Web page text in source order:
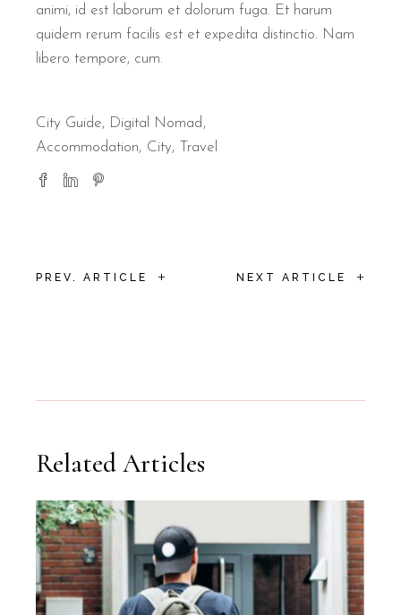
animi, id est laborum et dolorum fuga. Et harum
quidem rerum facilis est et expedita distinctio. Nam
libero tempore, cum.
City Guide, Digital Nomad
Accommodation
City Travel
PREV. ARTICLE + NEXT ARTICLE +
Related Articles